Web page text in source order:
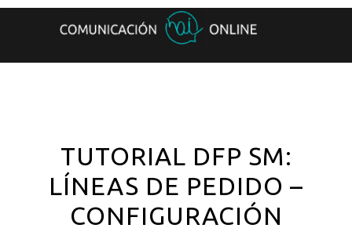
TUTORIAL DFP SM:
LÍNEAS DE PEDIDO –
CONFIGURACIÓN